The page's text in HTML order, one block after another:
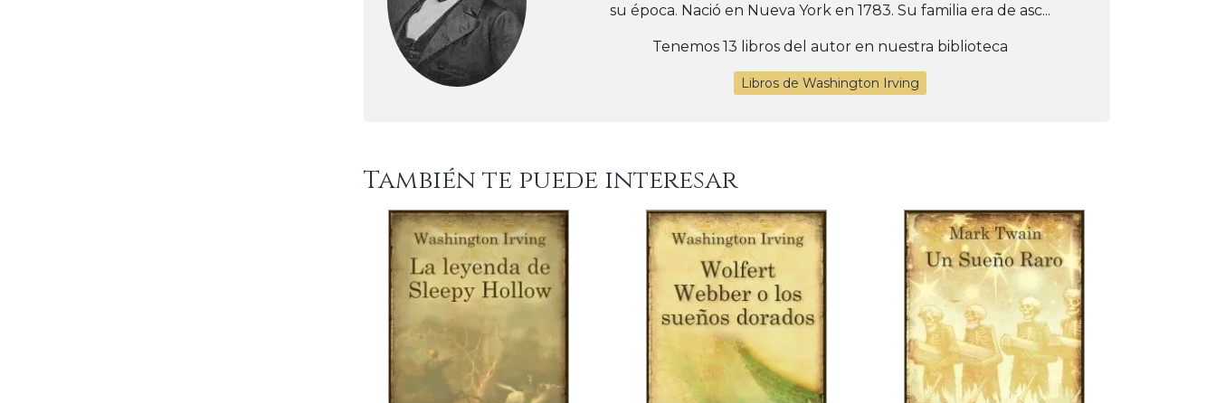
su época. Nació en Nueva York en 1783. Su familia era de asc...
Tenemos 13 libros del autor en nuestra biblioteca
Libros de Washington Irving
También te puede interesar